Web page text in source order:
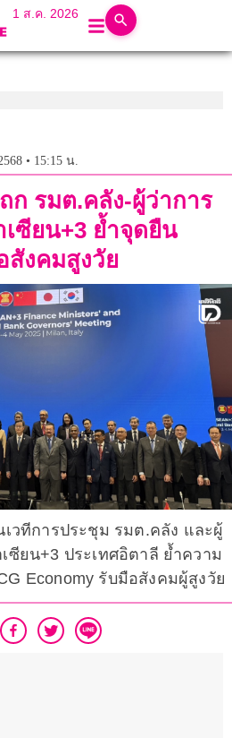
1 ส.ค. 2026
• 15:15 น.
ก รมต.คลัง-ผู้ว่าการ
ซียน+3 ย้ำจุดยืน
งคมสูงวัย
เวทีการประชุม รมต.คลัง และผู้
ซียน+3 ประเทศอิตาลี ย้ำความ
Economy รับมือสังคมผู้สูงวัย